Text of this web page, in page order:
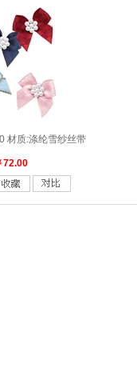
材质:涤纶雪纱丝带
72.00